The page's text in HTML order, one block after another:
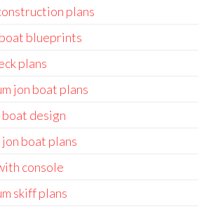
plans
blueprints
plans
jon boat plans
boat design
boat plans
console
skiff plans